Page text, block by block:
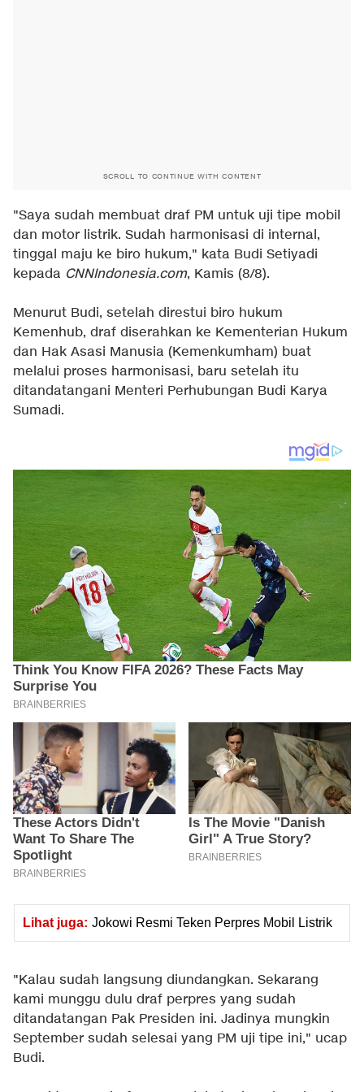
SCROLL TO CONTINUE WITH CONTENT
"Saya sudah membuat draf PM untuk uji tipe mobil
dan motor listrik. Sudah harmonisasi di internal,
tinggal maju ke biro hukum," kata Budi Setiyadi
kepada CNNIndonesia.com, Kamis (8/8).
Menurut Budi, setelah direstui biro hukum
Kemenhub, draf diserahkan ke Kementerian Hukum
dan Hak Asasi Manusia (Kemenkumham) buat
melalui proses harmonisasi, baru setelah itu
ditandatangani Menteri Perhubungan Budi Karya
Sumadi.
Lihat juga: Jokowi Resmi Teken Perpres Mobil Listrik
"Kalau sudah langsung diundangkan. Sekarang
kami munggu dulu draf perpres yang sudah
ditandatangan Pak Presiden ini. Jadinya mungkin
September sudah selesai yang PM uji tipe ini," ucap
Budi.